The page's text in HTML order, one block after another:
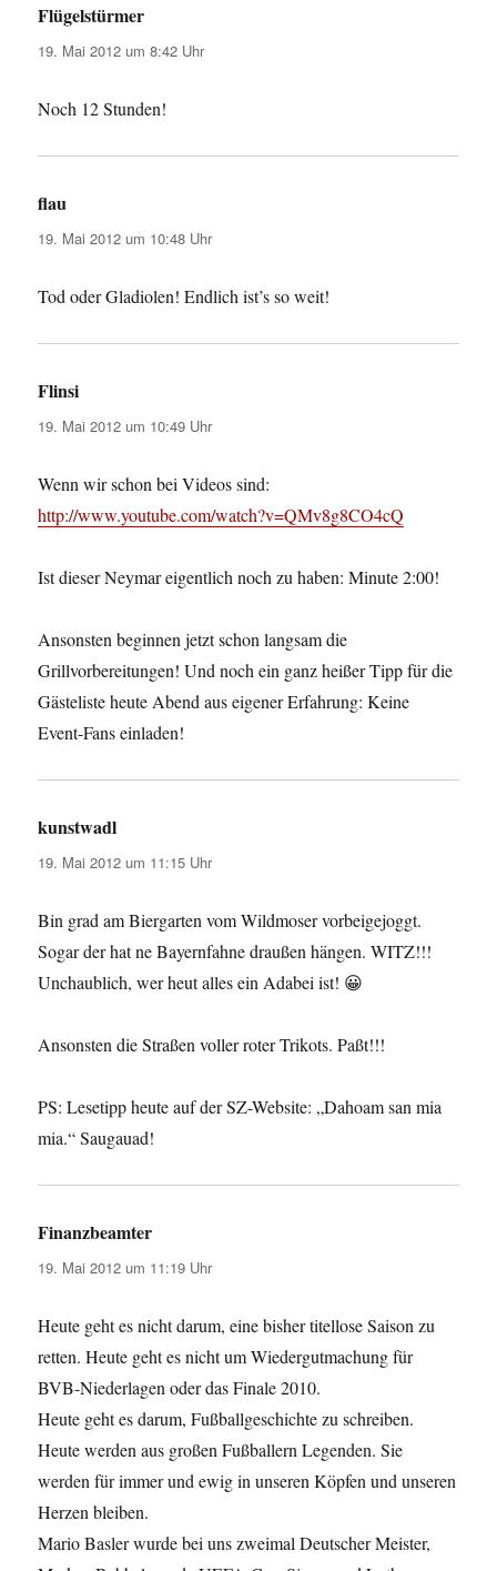
Flügelstürmer
19. Mai 2012 um 8:42 Uhr
Noch 12 Stunden!
flau
19. Mai 2012 um 10:48 Uhr
Tod oder Gladiolen! Endlich ist’s so weit!
Flinsi
19. Mai 2012 um 10:49 Uhr
Wenn wir schon bei Videos sind:
http://www.youtube.com/watch?v=QMv8g8CO4cQ
Ist dieser Neymar eigentlich noch zu haben: Minute 2:00!
Ansonsten beginnen jetzt schon langsam die
Grillvorbereitungen! Und noch ein ganz heißer Tipp für die
Gästeliste heute Abend aus eigener Erfahrung: Keine
Event-Fans einladen!
kunstwadl
19. Mai 2012 um 11:15 Uhr
Bin grad am Biergarten vom Wildmoser vorbeigejoggt.
Sogar der hat ne Bayernfahne draußen hängen. WITZ!!!
Unchaublich, wer heut alles ein Adabei ist! 😀
Ansonsten die Straßen voller roter Trikots. Paßt!!!
PS: Lesetipp heute auf der SZ-Website: „Dahoam san mia
mia.“ Saugauad!
Finanzbeamter
19. Mai 2012 um 11:19 Uhr
Heute geht es nicht darum, eine bisher titellose Saison zu
retten. Heute geht es nicht um Wiedergutmachung für
BVB-Niederlagen oder das Finale 2010.
Heute geht es darum, Fußballgeschichte zu schreiben.
Heute werden aus großen Fußballern Legenden. Sie
werden für immer und ewig in unseren Köpfen und unseren
Herzen bleiben.
Mario Basler wurde bei uns zweimal Deutscher Meister,